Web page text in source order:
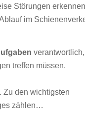
Störungen erkennen
im
verantwortlich,
treffen müssen.
. Zu den wichtigsten
zählen…